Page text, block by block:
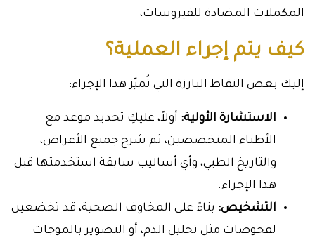
المكملات المضادة للفيروسات،
كيف يتم إجراء العملية؟
إليك بعض النقاط البارزة التي تُميّز هذا الإجراء:
الاستشارة الأولية: أولاً، عليكِ تحديد موعد مع
الأطباء المتخصصين، ثم شرح جميع الأعراض،
والتاريخ الطبي، وأي أساليب سابقة استخدمتها قبل
هذا الإجراء.
التشخيص: بناءً على المخاوف الصحية، قد تخضعين
لفحوصات مثل تحليل الدم، أو التصوير بالموجات